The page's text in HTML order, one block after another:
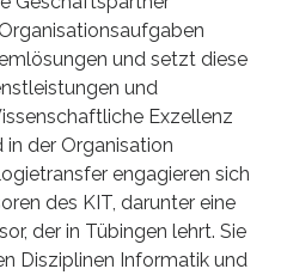
und setzt diese
und
Exzellenz
der Organisation
engagieren sich
des KIT, darunter eine
der in Tübingen lehrt. Sie
Disziplinen Informatik und